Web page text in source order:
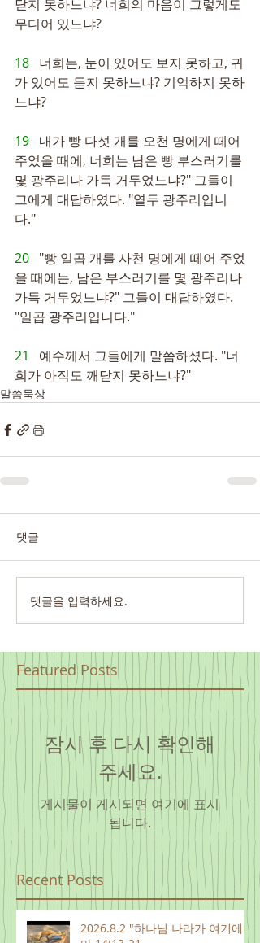
닫지 못하느냐? 너희의 마음이 그렇게도
무디어 있느냐?
18 너희는, 눈이 있어도 보지 못하고, 귀
가 있어도 듣지 못하느냐? 기억하지 못하
느냐?
19 내가 빵 다섯 개를 오천 명에게 떼어
주었을 때에, 너희는 남은 빵 부스러기를
몇 광주리나 가득 거두었느냐?" 그들이
그에게 대답하였다. "열두 광주리입니
다."
20 "빵 일곱 개를 사천 명에게 떼어 주었
을 때에는, 남은 부스러기를 몇 광주리나
가득 거두었느냐?" 그들이 대답하였다.
"일곱 광주리입니다."
21 예수께서 그들에게 말씀하셨다. "너
희가 아직도 깨닫지 못하느냐?"
말씀묵상
댓글
댓글을 입력하세요.
Featured Posts
잠시 후 다시 확인해
주세요.
게시물이 게시되면 여기에 표시
됩니다.
Recent Posts
2026.8.2 "하나님 나라가 여기에"